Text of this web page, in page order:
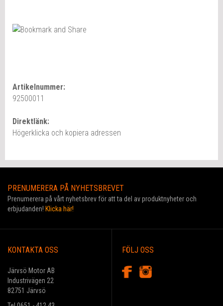
Artikelnummer:
92500011
Direktlänk:
Högerklicka och kopiera adressen
PRENUMERERA PÅ NYHETSBREVET
Prenumerera på vårt nyhetsbrev för att ta del av produktnyheter och
erbjudanden! Klicka här!
KONTAKTA OSS
Järvsö Motor AB
Industrivägen 22
82751 Järvsö
FÖLJ OSS